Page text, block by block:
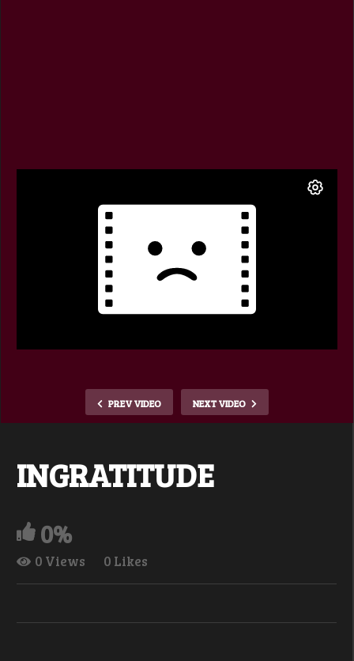
PREV VIDEO NEXT VIDEO
INGRATITUDE
0%
0 Views 0 Likes